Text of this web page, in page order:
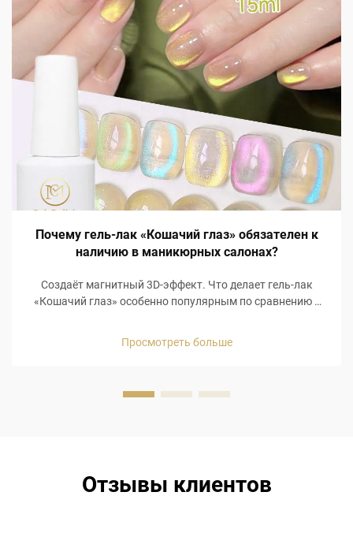
Почему гель-лак «Кошачий глаз» обязателен к
наличию в маникюрных салонах?
Создаёт магнитный 3D-эффект. Что делает гель-лак
«Кошачий глаз» особенно популярным по сравнению с
Гель-лак «Кошачий глаз» содержит специальную
Просмотреть больше
Отзывы клиентов